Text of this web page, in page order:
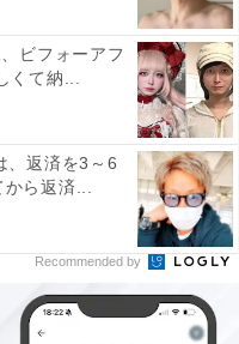
ビフォーアフ
くて納...
、返済を3～6
から返済...
Recommended by